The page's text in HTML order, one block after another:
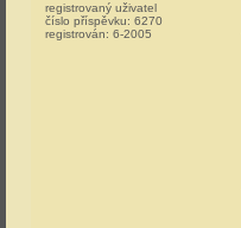
registrovaný uživatel
číslo příspěvku: 6270
registrován: 6-2005